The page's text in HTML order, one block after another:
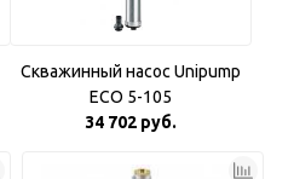
Скважинный насос Unipump
ECO 5-105
34 702 руб.